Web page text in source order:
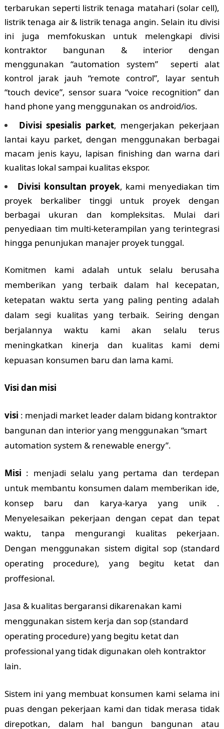
terbarukan seperti listrik tenaga matahari (solar cell),
listrik tenaga air & listrik tenaga angin. Selain itu divisi
ini juga memfokuskan untuk melengkapi divisi
kontraktor bangunan & interior dengan
menggunakan “automation system” seperti alat
kontrol jarak jauh “remote control”, layar sentuh
“touch device”, sensor suara “voice recognition” dan
hand phone yang menggunakan os android/ios.
Divisi spesialis parket, mengerjakan pekerjaan
lantai kayu parket, dengan menggunakan berbagai
macam jenis kayu, lapisan finishing dan warna dari
kualitas lokal sampai kualitas ekspor.
Divisi konsultan proyek, kami menyediakan tim
proyek berkaliber tinggi untuk proyek dengan
berbagai ukuran dan kompleksitas. Mulai dari
penyediaan tim multi-keterampilan yang terintegrasi
hingga penunjukan manajer proyek tunggal.
Komitmen kami adalah untuk selalu berusaha
memberikan yang terbaik dalam hal kecepatan,
ketepatan waktu serta yang paling penting adalah
dalam segi kualitas yang terbaik. Seiring dengan
berjalannya waktu kami akan selalu terus
meningkatkan kinerja dan kualitas kami demi
kepuasan konsumen baru dan lama kami.
Visi dan misi
visi : menjadi market leader dalam bidang kontraktor
bangunan dan interior yang menggunakan “smart
automation system & renewable energy”.
Misi : menjadi selalu yang pertama dan terdepan
untuk membantu konsumen dalam memberikan ide,
konsep baru dan karya-karya yang unik .
Menyelesaikan pekerjaan dengan cepat dan tepat
waktu, tanpa mengurangi kualitas pekerjaan.
Dengan menggunakan sistem digital sop (standard
operating procedure), yang begitu ketat dan
proffesional.
Jasa & kualitas bergaransi dikarenakan kami
menggunakan sistem kerja dan sop (standard
operating procedure) yang begitu ketat dan
professional yang tidak digunakan oleh kontraktor
lain.
Sistem ini yang membuat konsumen kami selama ini
puas dengan pekerjaan kami dan tidak merasa tidak
direpotkan, dalam hal bangun bangunan atau